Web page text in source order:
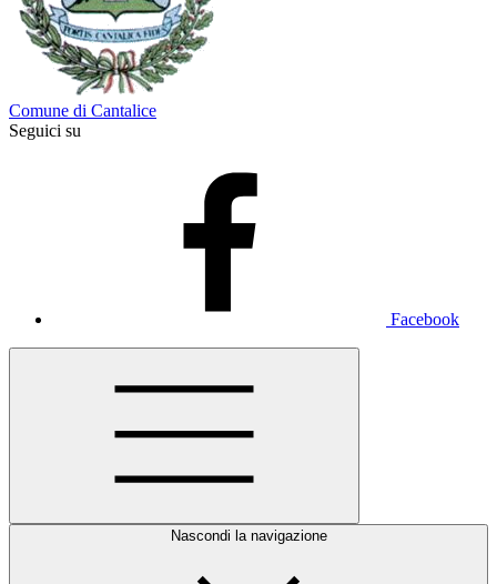
Comune di Cantalice
Seguici su
Facebook
Nascondi la navigazione